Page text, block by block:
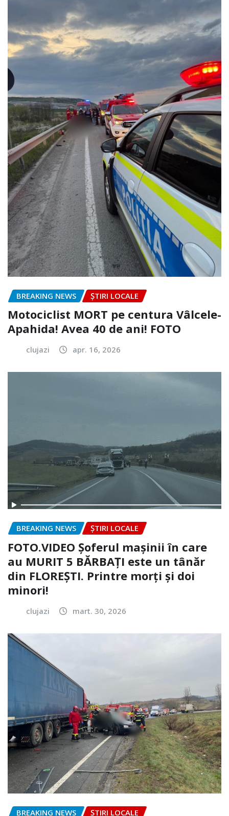
BREAKING NEWS ȘTIRI LOCALE
Motociclist MORT pe centura Vâlcele-
Apahida! Avea 40 de ani! FOTO
clujazi apr. 16, 2026
BREAKING NEWS ȘTIRI LOCALE
FOTO.VIDEO Șoferul mașinii în care
au MURIT 5 BĂRBAȚI este un tânăr
din FLOREȘTI. Printre morți și doi
minori!
clujazi mart. 30, 2026
BREAKING NEWS ȘTIRI LOCALE